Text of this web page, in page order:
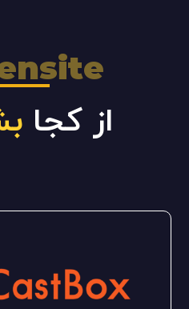
از کجا